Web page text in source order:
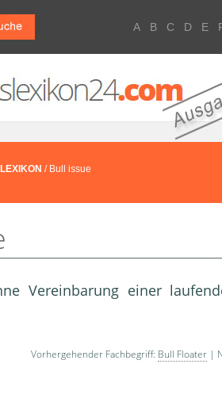
A B C D E
/ Bull issue
Vereinbarung einer
Vorhergehender Fachbegriff: Bull Floater |